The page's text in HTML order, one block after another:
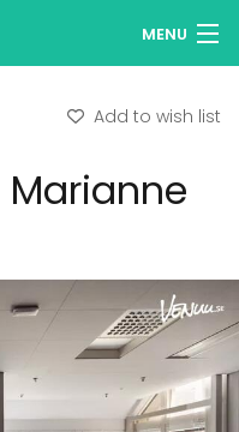
MENU
Add to wish list